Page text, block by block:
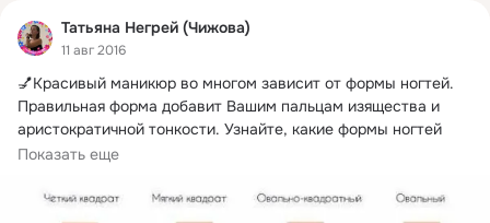
Татьяна Негрей (Чижова)
11 авг 2016
💅Красивый маникюр во многом зависит от формы ногтей.
Правильная форма добавит Вашим пальцам изящества и
аристократичной тонкости. Узнайте, какие формы ногтей
бывают, и какая подходит именно Вам.
Показать еще